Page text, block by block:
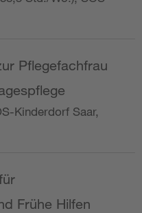
Pflegefachfrau
Kinderdorf Saar,
Frühe Hilfen